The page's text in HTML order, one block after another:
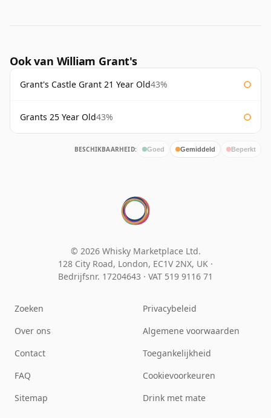
Ook van William Grant's
Grant's Castle Grant 21 Year Old43%
Grants 25 Year Old43%
BESCHIKBAARHEID: Goed Gemiddeld Beperkt
© 2026 Whisky Marketplace Ltd.
128 City Road, London, EC1V 2NX, UK ·
Bedrijfsnr. 17204643 · VAT 519 9116 71
Zoeken
Over ons
Contact
FAQ
Sitemap
Privacybeleid
Algemene voorwaarden
Toegankelijkheid
Cookievoorkeuren
Drink met mate